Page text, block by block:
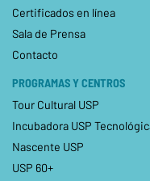
Certificados en línea
Sala de Prensa
Contacto
PROGRAMAS Y CENTROS
Tour Cultural USP
Incubadora USP
Nascente USP
USP 60+